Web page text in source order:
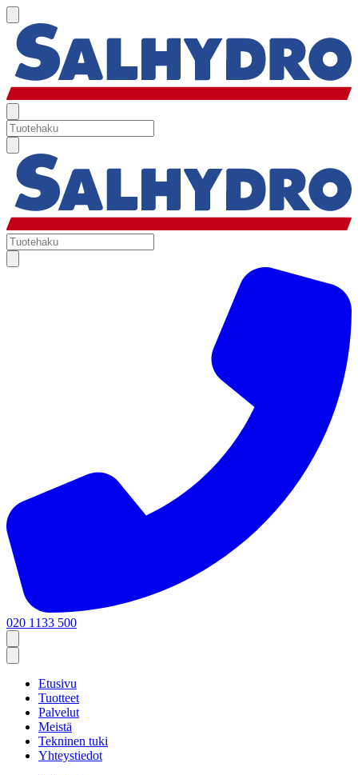
020 1133 500
Etusivu
Tuotteet
Palvelut
Meistä
Tekninen tuki
Yhteystiedot